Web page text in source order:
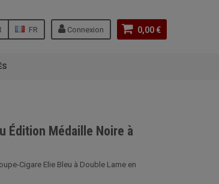
0,00 €
Connexion
FR
Édition Médaille Noire à
Cigare Elie Bleu à Double Lame en